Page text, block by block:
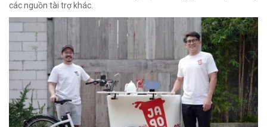
các nguồn tài trợ khác.